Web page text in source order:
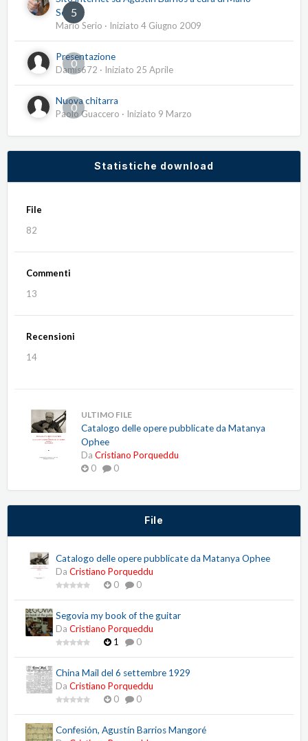
5
Serio
Mario Serio · Iniziato 4 Giugno 2009
0
Presentazione
Damis672 · Iniziato 25 Aprile
0
Nuova chitarra
Paolo Guaccero · Iniziato 9 Marzo
Statistiche download
File
82
Commenti
13
Recensioni
14
ULTIMO FILE
Catalogo delle opere pubblicate da Matanya
Ophee
Da Cristiano Porqueddu
0
0
File
Catalogo delle opere pubblicate da Matanya Ophee
Da Cristiano Porqueddu
0
0
Segovia my book of the guitar
Da Cristiano Porqueddu
1
0
China Mail del 6 settembre 1929
Da Cristiano Porqueddu
0
0
Confesión, Agustín Barrios Mangoré